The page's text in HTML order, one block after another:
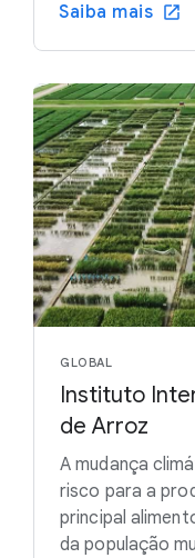
Saiba mais
GLOBAL
Instituto
de Arroz
A mudança
risco para a
principal
da população